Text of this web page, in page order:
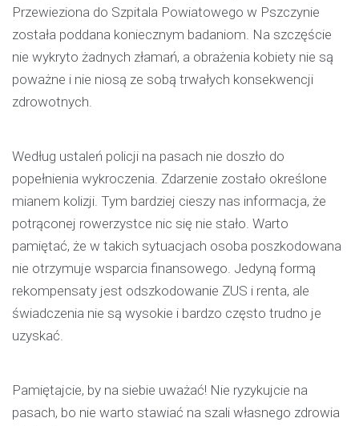
Przewieziona do Szpitala Powiatowego w Pszczynie
została poddana koniecznym badaniom. Na szczęście
nie wykryto żadnych złamań, a obrażenia kobiety nie są
poważne i nie niosą ze sobą trwałych konsekwencji
zdrowotnych.
Według ustaleń policji na pasach nie doszło do
popełnienia wykroczenia. Zdarzenie zostało określone
mianem kolizji. Tym bardziej cieszy nas informacja, że
potrąconej rowerzystce nic się nie stało. Warto
pamiętać, że w takich sytuacjach osoba poszkodowana
nie otrzymuje wsparcia finansowego. Jedyną formą
rekompensaty jest odszkodowanie ZUS i renta, ale
świadczenia nie są wysokie i bardzo często trudno je
uzyskać.
Pamiętajcie, by na siebie uważać! Nie ryzykujcie na
pasach, bo nie warto stawiać na szali własnego zdrowia